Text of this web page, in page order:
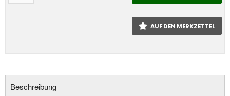
AUF DEN MERKZETTEL
Beschreibung